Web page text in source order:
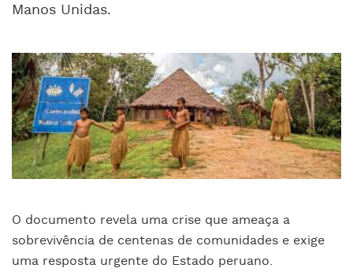
Manos Unidas.
O documento revela uma crise que ameaça a
sobrevivência de centenas de comunidades e exige
uma resposta urgente do Estado peruano.